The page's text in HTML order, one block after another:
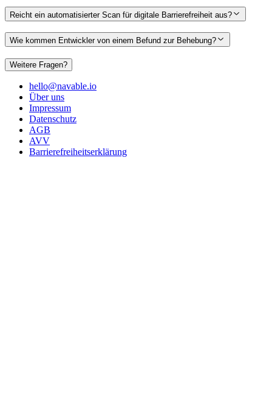
Reicht ein automatisierter Scan für digitale Barrierefreiheit aus?
Wie kommen Entwickler von einem Befund zur Behebung?
Weitere Fragen?
hello@navable.io
Über uns
Impressum
Datenschutz
AGB
AVV
Barrierefreiheitserklärung